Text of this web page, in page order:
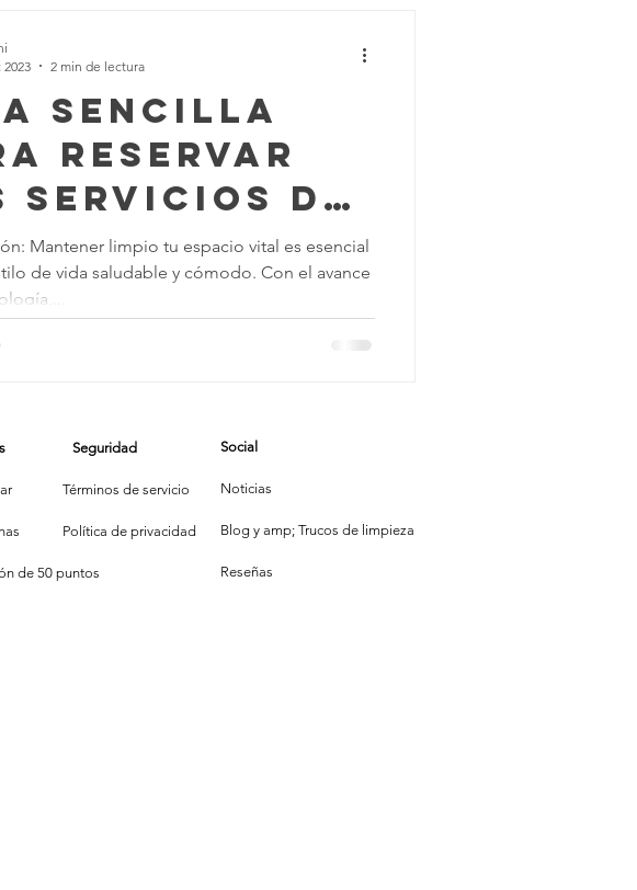
Después de la Construcción
19
Sencilla
Reservar
Servicios de
de
en Línea
Mantener limpio tu espacio vital es esencial
de vida saludable y cómodo. Con el avance
2023
2 min de lectura
de 50 puntos
Seguridad
Términos de servicio
Política de privacidad
Social
Noticias
Blog y amp; Trucos de limpieza
Reseñas